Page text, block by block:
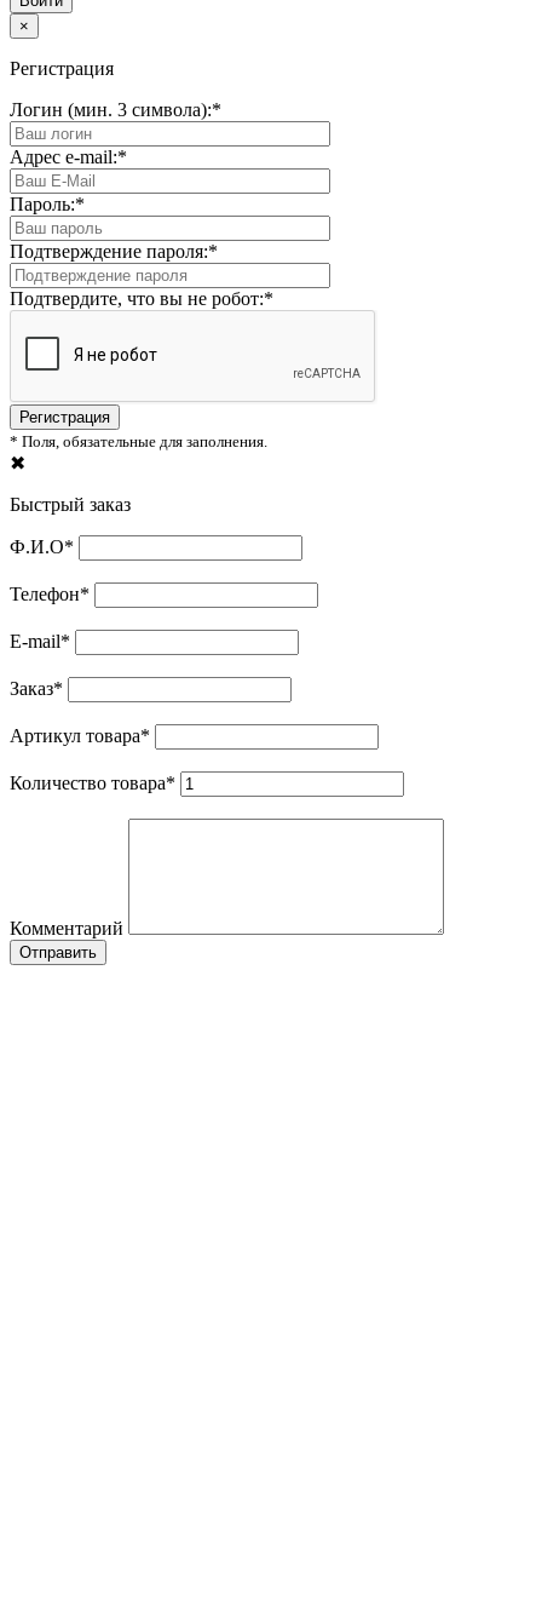
×
Регистрация
Логин (мин. 3 символа):*
Адрес e-mail:*
Пароль:*
Подтверждение пароля:*
Подтвердите, что вы не робот:*
* Поля, обязательные для заполнения.
✖
Быстрый заказ
Ф.И.О*
Телефон*
E-mail*
Заказ*
Артикул товара*
Количество товара*
Комментарий
Отправить